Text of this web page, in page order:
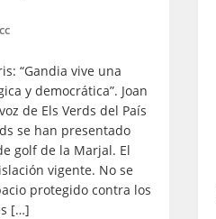
“Gandia vive una
y democrática”. Joan
de Els Verds del País
se han presentado
golf de la Marjal. El
vigente. No se
protegido contra los
[…]